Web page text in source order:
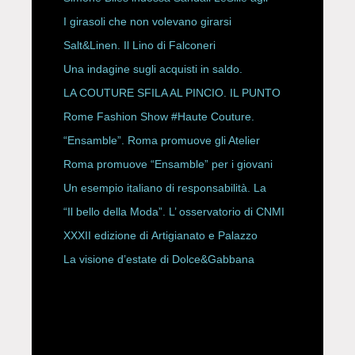
ESPY Awards 2026
I girasoli che non volevano girarsi
Salt&Linen. Il Lino di Falconeri
Una indagine sugli acquisti in saldo.
LA COUTURE SFILA AL PINCIO. IL PUNTO
CON ALESSANDRO ONORATO E
ROBERTA ANGELILLI
Rome Fashion Show #Haute Couture.
“Ensamble”. Roma promuove gli Atelier
Storici
Roma promuove “Ensamble” per i giovani
Un esempio italiano di responsabilità. La
Rete Slow Fiber
“Il bello della Moda”. L’ osservatorio di CNMI
XXXII edizione di Artigianato e Palazzo
La visione d’estate di Dolce&Gabbana